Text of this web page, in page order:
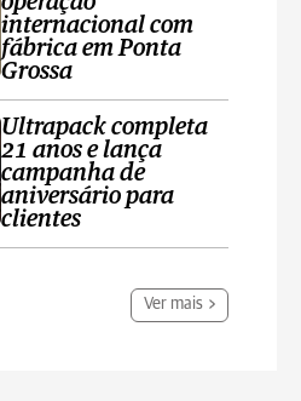
internacional com
fábrica em Ponta
Grossa
Ultrapack completa
21 anos e lança
campanha de
aniversário para
clientes
Ver mais